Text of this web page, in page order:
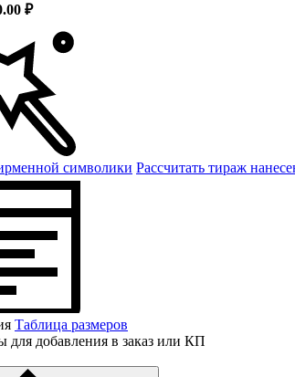
₽
символики Рассчитать тираж
Таблица размеров
добавления в заказ или КП